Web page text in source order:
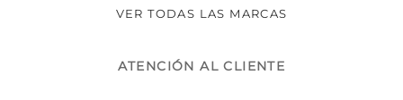
VER TODAS LAS MARCAS
ATENCIÓN AL CLIENTE